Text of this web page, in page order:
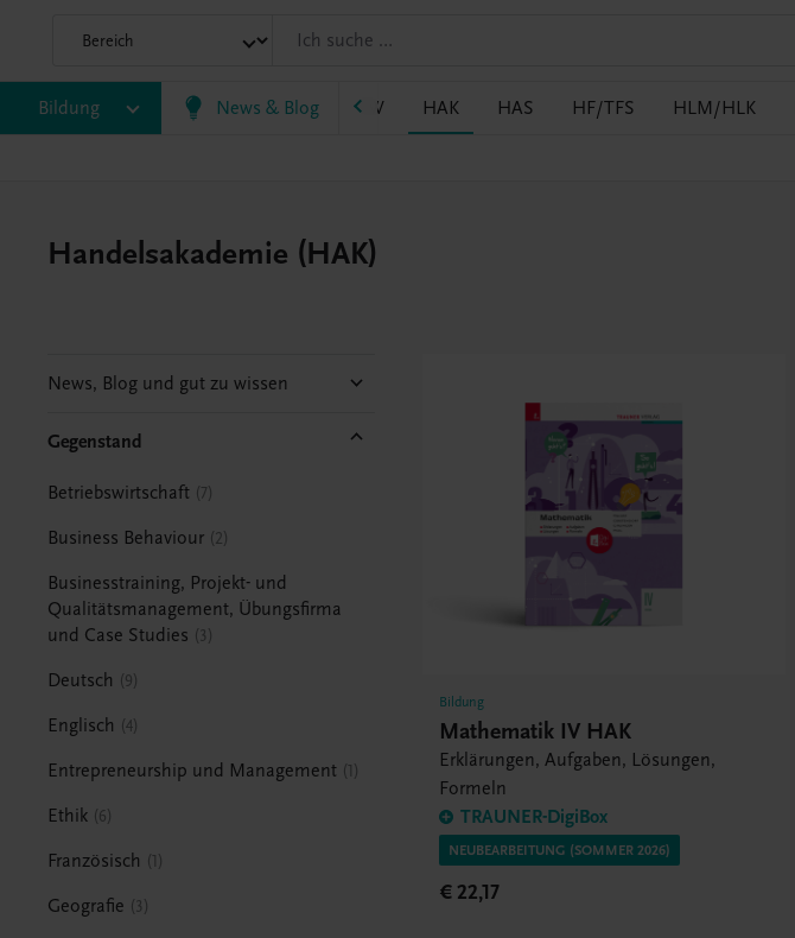
Bildung News & Blog
BASOP BRP BS EWF/ZWF FW HAK HAS HF/TFS HLM/HLK
Handelsakademie (HAK)
News, Blog und gut zu wissen
Gegenstand
Betriebswirtschaft 7
Business Behaviour 2
Businesstraining, Projekt- und
Qualitätsmanagement, Übungsfirma
und Case Studies
3
Deutsch 9
Englisch 4
Entrepreneurship und Management 1
Ethik 6
Französisch 1
Geografie 3
Bildung
Mathematik IV HAK
Erklärungen, Aufgaben, Lösungen,
Formeln
TRAUNER-DigiBox
NEUBEARBEITUNG (SOMMER 2026)
€ 22,17